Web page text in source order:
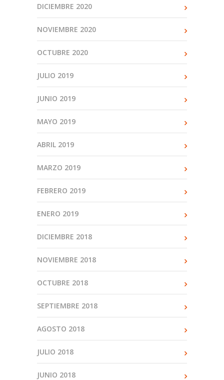
DICIEMBRE 2020
NOVIEMBRE 2020
OCTUBRE 2020
JULIO 2019
JUNIO 2019
MAYO 2019
ABRIL 2019
MARZO 2019
FEBRERO 2019
ENERO 2019
DICIEMBRE 2018
NOVIEMBRE 2018
OCTUBRE 2018
SEPTIEMBRE 2018
AGOSTO 2018
JULIO 2018
JUNIO 2018